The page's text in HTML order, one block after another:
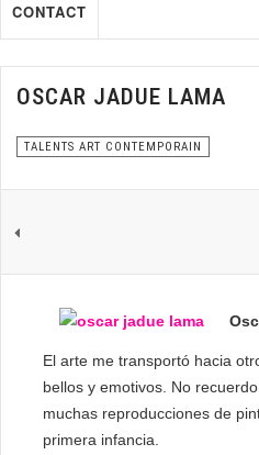
CONTACT
OSCAR JADUE LAMA
TALENTS ART CONTEMPORAIN
El arte me transportó hacia
bellos y emotivos. No
muchas reproducciones de
primera infancia.